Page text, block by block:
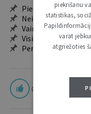
Pieeja jaunākajam
Neierobežota
Vairāk nekā 18 000
Visi tematiskie
Personalizētās
0
piekrišanu
statistikas,
varat
atgriežoties